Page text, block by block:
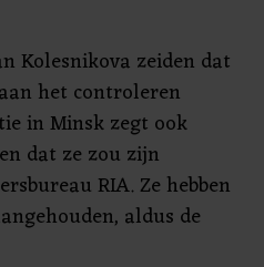
Kolesnikova zeiden dat
het controleren
in Minsk zegt ook
dat ze zou zijn
RIA. Ze hebben
aldus de